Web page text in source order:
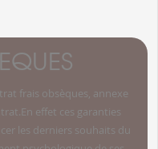
frais obsèques, annexe
effet ces garanties
les derniers souhaits du